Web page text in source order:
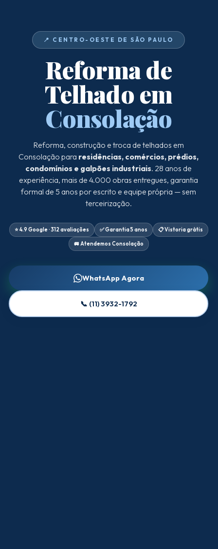
📍 CENTRO-OESTE DE SÃO PAULO
Reforma de
Telhado em
Consolação
Reforma, construção e troca de telhados em
Consolação para residências, comércios, prédios,
condomínios e galpões industriais. 28 anos de
experiência, mais de 4.000 obras entregues, garantia
formal de 5 anos por escrito e equipe própria — sem
terceirização.
⭐ 4.9 Google · 312 avaliações ✅ Garantia 5 anos 📋 Vistoria grátis
🚐 Atendemos Consolação
WhatsApp Agora
📞 (11) 3932-1792